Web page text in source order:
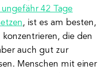
ungefähr 42 Tage
, ist es am besten,
die den
auch gut zur
Menschen mit einer